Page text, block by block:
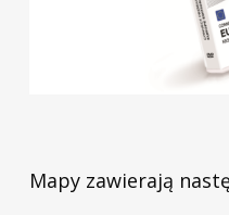
Mapy zawierają